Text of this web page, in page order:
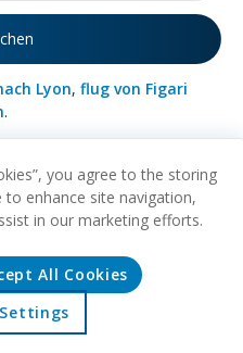
Erkunden
Lyon, flug von Figari
.
KULTURELL
Insel Korsika liegt die
Figari, ein Refugium, in
mit italienischer ländlicher
you agree to the storing
enhance site navigation,
in our marketing efforts.
All Cookies